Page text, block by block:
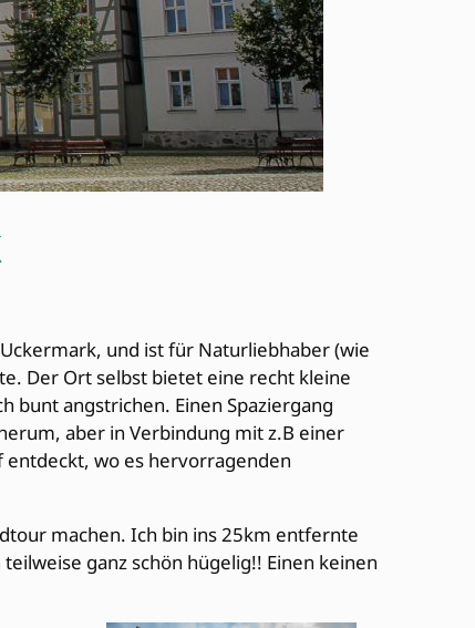
und ist für Naturliebhaber (wie
Der Ort selbst bietet eine recht kleine
bunt angstrichen. Einen Spaziergang
aber in Verbindung mit z.B einer
entdeckt, wo es hervorragenden
machen. Ich bin ins 25km entfernte
ganz schön hügelig!! Einen keinen